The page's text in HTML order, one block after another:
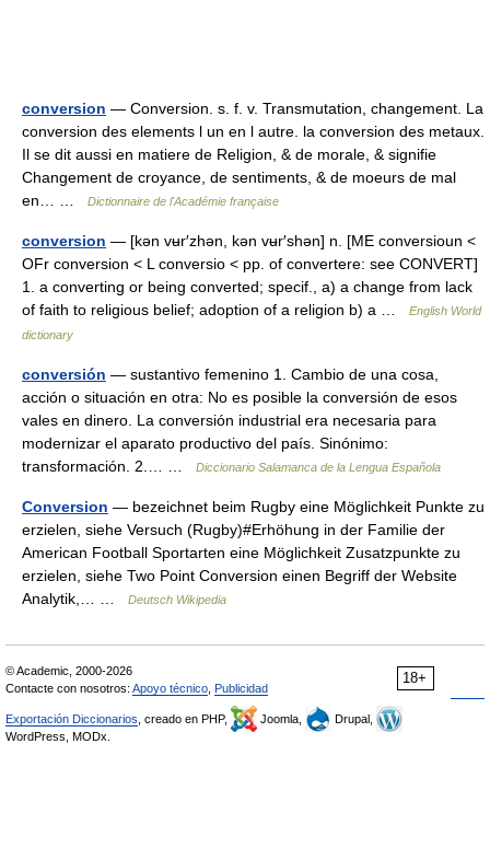
conversion — Conversion. s. f. v. Transmutation, changement. La
conversion des elements l un en l autre. la conversion des metaux.
Il se dit aussi en matiere de Religion, & de morale, & signifie
Changement de croyance, de sentiments, & de moeurs de mal
en… …
Dictionnaire de l'Académie française
conversion — [kən vʉr′zhən, kən vʉr′shən] n. [ME conversioun <
OFr conversion < L conversio < pp. of convertere: see CONVERT]
1. a converting or being converted; specif., a) a change from lack
of faith to religious belief; adoption of a religion b) a …
English World
dictionary
conversión — sustantivo femenino 1. Cambio de una cosa,
acción o situación en otra: No es posible la conversión de esos
vales en dinero. La conversión industrial era necesaria para
modernizar el aparato productivo del país. Sinónimo:
transformación. 2.… …
Diccionario Salamanca de la Lengua Española
Conversion — bezeichnet beim Rugby eine Möglichkeit Punkte zu
erzielen, siehe Versuch (Rugby)#Erhöhung in der Familie der
American Football Sportarten eine Möglichkeit Zusatzpunkte zu
erzielen, siehe Two Point Conversion einen Begriff der Website
Analytik,… …
Deutsch Wikipedia
18+
© Academic, 2000-2026
Contacte con nosotros: Apoyo técnico Publicidad
Exportación Diccionarios , creado en PHP, Joomla,
Drupal,
WordPress, MODx.